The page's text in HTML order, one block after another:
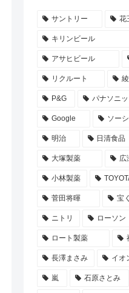
サントリー 花
キリンビール
アサヒビール
リクルート
P&G パナソニッ
Google ソー
明治 日清食品
大塚製薬 広
小林製薬
菅田将暉 宝
ニトリ ローソン
ロート製薬
長澤まさみ イオ
嵐 石原さとみ